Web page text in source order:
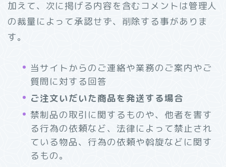
加えて、次に掲げる内容を含むコメントは管理人
の裁量によって承認せず、削除する事がありま
す。
当サイトからのご連絡や業務のご案内やご
質問に対する回答
ご注文いだいた商品を発送する場合
禁制品の取引に関するものや、他者を害す
る行為の依頼など、法律によって禁止され
ている物品、行為の依頼や斡旋などに関す
るもの。